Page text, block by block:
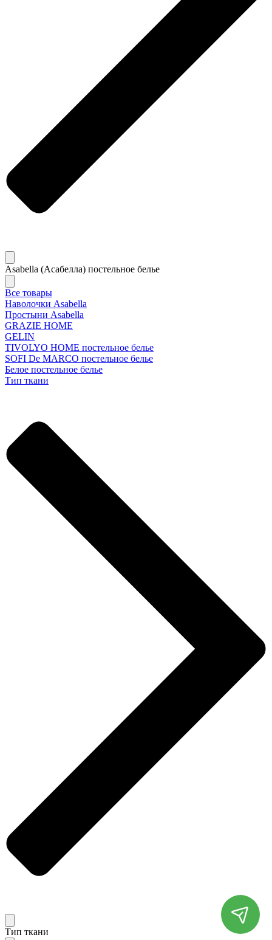
Asabella (Асабелла) постельное белье
Все товары
Наволочки Asabella
Простыни Asabella
GRAZIE HOME
GELIN
TIVOLYO HOME постельное белье
SOFI De MARCO постельное белье
Белое постельное белье
Тип ткани
Тип ткани